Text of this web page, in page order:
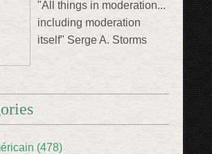
"All things in moderation...
including moderation
itself" Serge A. Storms
(478)